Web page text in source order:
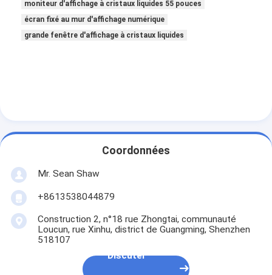
moniteur d'affichage à cristaux liquides 55 pouces
écran fixé au mur d'affichage numérique
grande fenêtre d'affichage à cristaux liquides
Coordonnées
Mr. Sean Shaw
+8613538044879
Construction 2, n°18 rue Zhongtai, communauté
Loucun, rue Xinhu, district de Guangming, Shenzhen
518107
Discuter